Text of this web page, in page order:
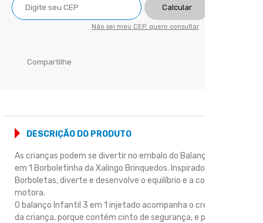
Calcular
Não sei meu CEP, quero consultar
Compartilhe
DESCRIÇÃO DO PRODUTO
As crianças podem se divertir no embalo do Balanço Infantil 3
em 1 Borboletinha da Xalingo Brinquedos. Inspirado nas
Borboletas, diverte e desenvolve o equilíbrio e a coordenação
motora.
O balanço Infantil 3 em 1 injetado acompanha o crescimento
da criança, porque contém cinto de segurança, e pode ser